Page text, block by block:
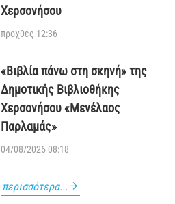
Χερσονήσου
προχθές 12:36
«Βιβλία πάνω στη σκηνή» της
Δημοτικής Βιβλιοθήκης
Χερσονήσου «Μενέλαος
Παρλαμάς»
04/08/2026 08:18
περισσότερα...